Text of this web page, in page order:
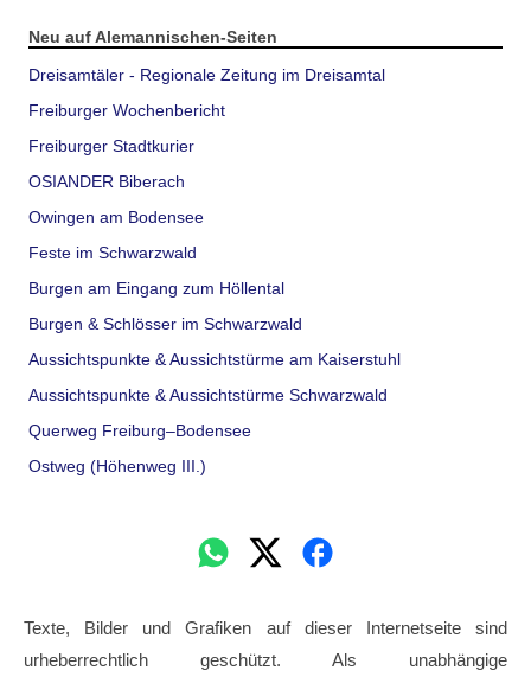
Neu auf Alemannischen-Seiten
Dreisamtäler - Regionale Zeitung im Dreisamtal
Freiburger Wochenbericht
Freiburger Stadtkurier
OSIANDER Biberach
Owingen am Bodensee
Feste im Schwarzwald
Burgen am Eingang zum Höllental
Burgen & Schlösser im Schwarzwald
Aussichtspunkte & Aussichtstürme am Kaiserstuhl
Aussichtspunkte & Aussichtstürme Schwarzwald
Querweg Freiburg–Bodensee
Ostweg (Höhenweg III.)
Texte, Bilder und Grafiken auf dieser Internetseite sind
urheberrechtlich geschützt. Als unabhängige